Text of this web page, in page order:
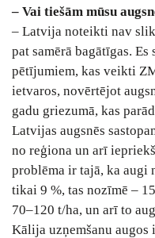
– Vai tiešām mūsu
– Latvija noteikti nav
pat samērā bagātīgas.
pētījumiem, kas veikti
ietvaros, novērtējot
gadu griezumā, kas
Latvijas augsnēs
no reģiona un arī
problēma ir tajā, ka augi
tikai 9 %, tas nozīmē –
70–120 t/ha, un arī to
Kālija uzņemšanu